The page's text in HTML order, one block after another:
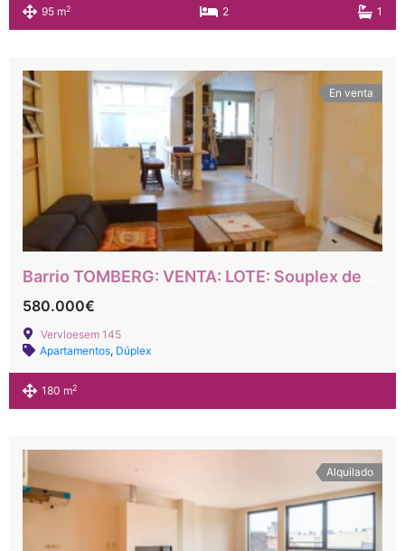
95 m2 2 1
En venta
580.000€
Vervloesem 145
Apartamentos, Dúplex
180 m2
Alquilado